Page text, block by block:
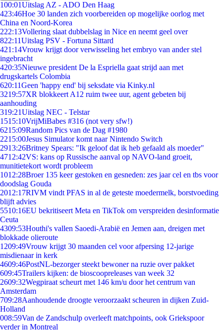
100:01Uitslag AZ - ADO Den Haag
423:46Hoe 30 landen zich voorbereiden op mogelijke oorlog met
China en Noord-Korea
222:13Vollering slaat dubbelslag in Nice en neemt geel over
822:11Uitslag PSV - Fortuna Sittard
421:14Vrouw krijgt door verwisseling het embryo van ander stel
ingebracht
420:35Nieuwe president De la Espriella gaat strijd aan met
drugskartels Colombia
620:11Geen 'happy end' bij seksdate via Kinky.nl
3219:57XR blokkeert A12 ruim twee uur, agent gebeten bij
aanhouding
319:21Uitslag NEC - Telstar
1515:10VrijMiBabes #316 (not very sfw!)
6215:09Random Pics van de Dag #1980
2215:00Jesus Simulator komt naar Nintendo Switch
2913:26Britney Spears: "Ik geloof dat ik heb gefaald als moeder"
4712:42VS: kans op Russische aanval op NAVO-land groeit,
munitietekort wordt probleem
1012:28Broer 135 keer gestoken en gesneden: zes jaar cel en tbs voor
doodslag Gouda
2012:17RIVM vindt PFAS in al de geteste moedermelk, borstvoeding
blijft advies
5510:16EU bekritiseert Meta en TikTok om verspreiden desinformatie
Ceuta
4309:53Houthi's vallen Saoedi-Arabië en Jemen aan, dreigen met
blokkade olieroute
1209:49Vrouw krijgt 30 maanden cel voor afpersing 12-jarige
misdienaar in kerk
4609:46PostNL-bezorger steekt bewoner na ruzie over pakket
609:45Trailers kijken: de bioscoopreleases van week 32
2609:32Wegpiraat scheurt met 146 km/u door het centrum van
Amsterdam
709:28Aanhoudende droogte veroorzaakt scheuren in dijken Zuid-
Holland
008:59Van de Zandschulp overleeft matchpoints, ook Griekspoor
verder in Montreal